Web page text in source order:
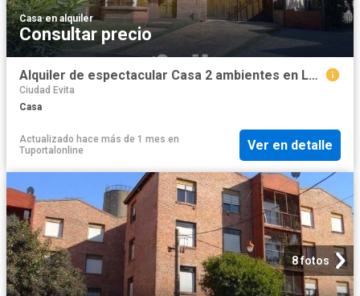
Casa·en alquiler
Consultar precio
Alquiler de espectacular Casa 2 ambientes en La Matanza Ciudad Evita
Ciudad Evita
Casa
Actualizado hace más de 1 mes en
Tuportalonline
Ver en detalle
8 fotos